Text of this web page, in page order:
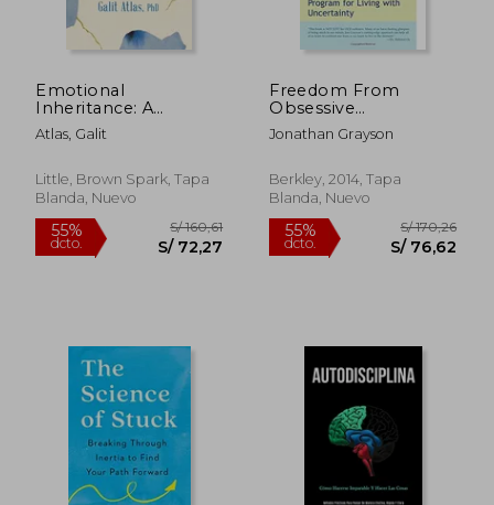
Emotional
Inheritance: A
Therapist, her
Patients, and the
Inglés)
Atlas, Galit
Little, Brown Spark, Tapa
Blanda, Nuevo
Freedom From
Obsessive
Compulsive Disorder:
A Personalized
for Living With
Uncertainty, Updated
Jonathan Grayson
Berkley, 2014, Tapa
Blanda, Nuevo